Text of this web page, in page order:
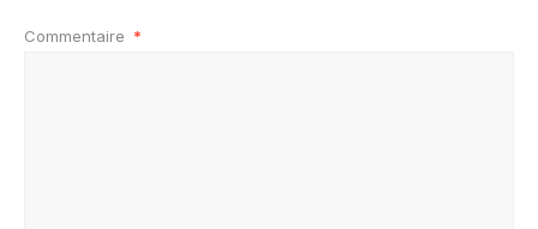
Commentaire *